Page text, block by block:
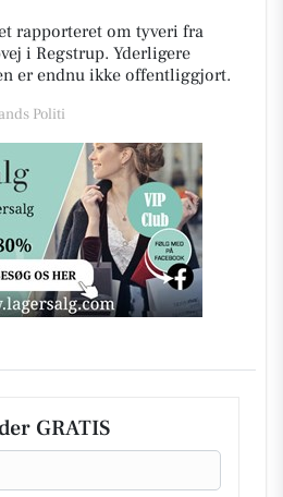
rapporteret om tyveri fra
i Regstrup. Yderligere
er endnu ikke offentliggjort.
Politi
GRATIS